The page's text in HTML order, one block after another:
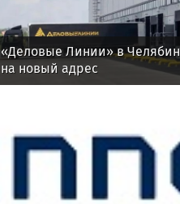
«Деловые Линии» в
на новый адрес